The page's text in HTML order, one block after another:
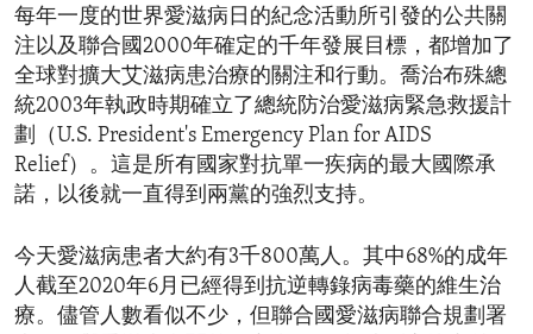
每年一度的世界愛滋病日的紀念活動所引發的公共關
注以及聯合國2000年確定的千年發展目標，都增加了
全球對擴大艾滋病患治療的關注和行動。喬治布殊總
統2003年執政時期確立了總統防治愛滋病緊急救援計
劃（U.S. President's Emergency Plan for AIDS
Relief）。這是所有國家對抗單一疾病的最大國際承
諾，以後就一直得到兩黨的強烈支持。
今天愛滋病患者大約有3千800萬人。其中68%的成年
人截至2020年6月已經得到抗逆轉錄病毒藥的維生治
療。儘管人數看似不少，但聯合國愛滋病聯合規劃署